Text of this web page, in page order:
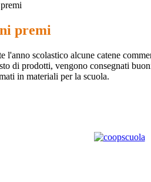
premi
l'anno scolastico alcune catene
di prodotti, vengono consegnati
in materiali per la scuola.